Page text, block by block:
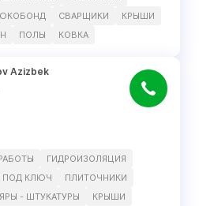
СВАРЩИКИ
КРЫШИ
ПОЛЫ КОВКА
Azizbek
ГИДРОИЗОЛЯЦИЯ
ПОД КЛЮЧ
ПЛИТОЧНИКИ
- ШТУКАТУРЫ
КРЫШИ